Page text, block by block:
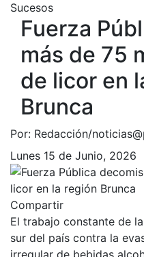
Sucesos
Fuerza
más de 75
de licor en
Brunca
Por: Redacción/
Lunes 15 de Junio, 2026
Compartir
El trabajo constante de
sur del país contra la